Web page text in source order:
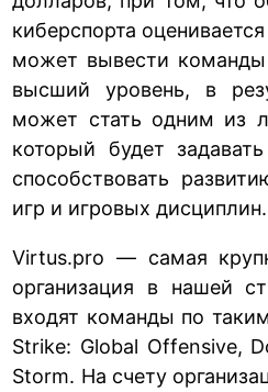
киберспорта
может вывести
высший уровень, в
может стать одним из
который будет
способствовать
игр и игровых дисциплин.
Virtus.pro — самая
организация в нашей
входят команды по
Strike: Global Offensive,
Storm. На счету